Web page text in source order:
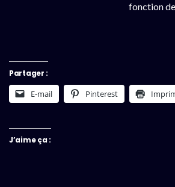
fonction
Partager :
E-mail Pinterest
J’aime ça :